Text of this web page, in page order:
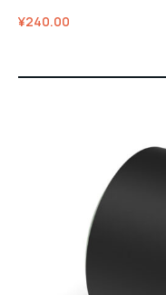
¥240.00